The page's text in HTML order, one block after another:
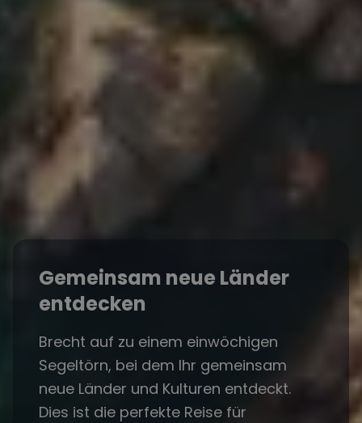
Gemeinsam neue Länder
entdecken
Brecht auf zu einem einwöchigen
Segeltörn, bei dem Ihr gemeinsam
neue Länder und Kulturen entdeckt.
Dies ist die perfekte Reise für